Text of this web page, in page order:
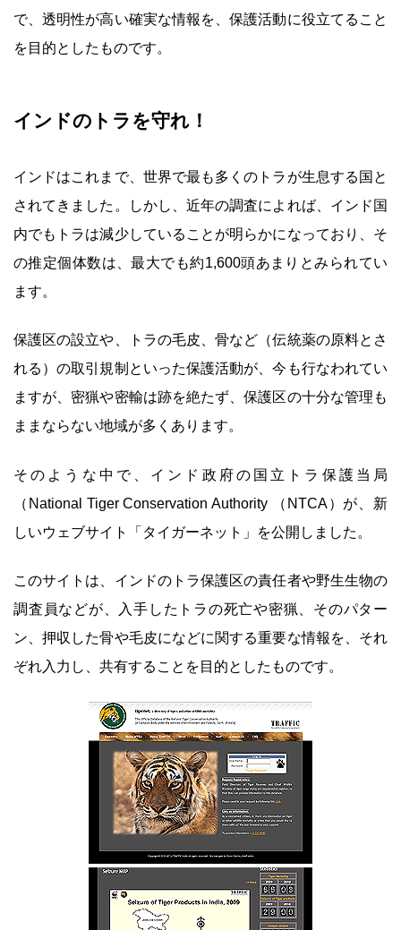
で、透明性が高い確実な情報を、保護活動に役立てること
を目的としたものです。
インドのトラを守れ！
インドはこれまで、世界で最も多くのトラが生息する国と
されてきました。しかし、近年の調査によれば、インド国
内でもトラは減少していることが明らかになっており、そ
の推定個体数は、最大でも約1,600頭あまりとみられてい
ます。
保護区の設立や、トラの毛皮、骨など（伝統薬の原料とさ
れる）の取引規制といった保護活動が、今も行なわれてい
ますが、密猟や密輸は跡を絶たず、保護区の十分な管理も
ままならない地域が多くあります。
そのような中で、インド政府の国立トラ保護当局
（National Tiger Conservation Authority （NTCA）が、新
しいウェブサイト「タイガーネット」を公開しました。
このサイトは、インドのトラ保護区の責任者や野生生物の
調査員などが、入手したトラの死亡や密猟、そのパター
ン、押収した骨や毛皮になどに関する重要な情報を、それ
ぞれ入力し、共有することを目的としたものです。